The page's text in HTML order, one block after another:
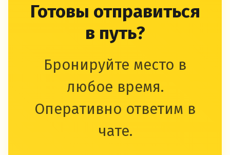
Готовы отправиться
в путь?
Бронируйте место в
любое время.
Оперативно ответим в
чате.